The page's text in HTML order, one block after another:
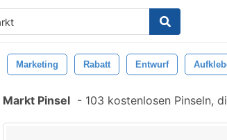
Marketing Rabatt Entwurf
Markt Pinsel - 103 kostenlosen Pinseln,